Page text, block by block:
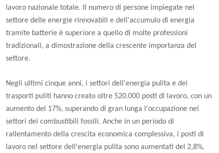
lavoro nazionale totale. Il numero di persone impiegate nel
settore delle energie rinnovabili e dell'accumulo di energia
tramite batterie è superiore a quello di molte professioni
tradizionali, a dimostrazione della crescente importanza del
settore.
Negli ultimi cinque anni, i settori dell'energia pulita e dei
trasporti puliti hanno creato oltre 520.000 posti di lavoro, con un
aumento del 17%, superando di gran lunga l'occupazione nei
settori dei combustibili fossili. Anche in un periodo di
rallentamento della crescita economica complessiva, i posti di
lavoro nel settore dell'energia pulita sono aumentati del 2,8%,